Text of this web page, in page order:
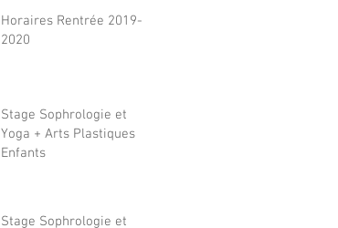
Horaires Rentrée 2019-
2020
Stage Sophrologie et
Yoga + Arts Plastiques
Enfants
Stage Sophrologie et